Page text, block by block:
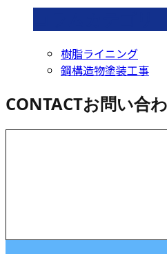
樹脂ライニング
鋼構造物塗装工事
CONTACTお問い合